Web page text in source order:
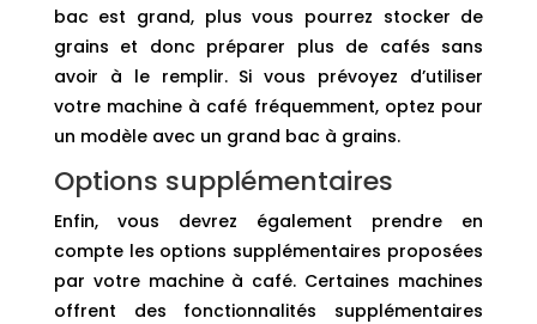
bac est grand, plus vous pourrez stocker de
grains et donc préparer plus de cafés sans
avoir à le remplir. Si vous prévoyez d’utiliser
votre machine à café fréquemment, optez pour
un modèle avec un grand bac à grains.
Options supplémentaires
Enfin, vous devrez également prendre en
compte les options supplémentaires proposées
par votre machine à café. Certaines machines
offrent des fonctionnalités supplémentaires